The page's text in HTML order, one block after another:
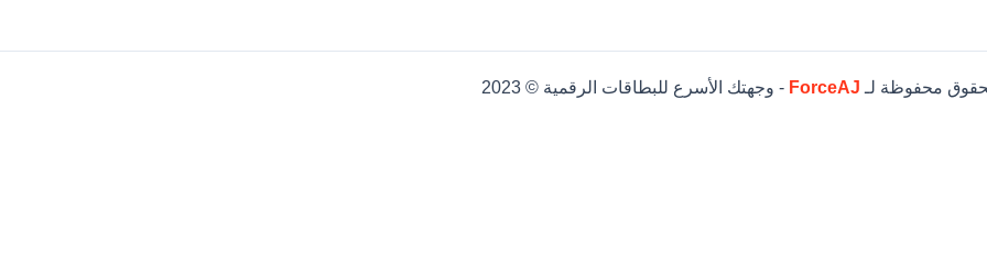
محفوظة لـ ForceAJ - وجهتك الأسرع للبطاقات الرقمية © 2023